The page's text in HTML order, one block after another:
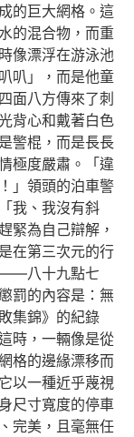
的巨大網格。這
的混合物，而重
像漂浮在游泳池
叭」，而是他童
面八方傳來了刺
背心和戴著白色
警棍，而是長長
極度嚴肅。「違
」領頭的泊車警
我、我沒有斜
緊為自己辯解，
在第三次元的行
——八十九點七
罰的內容是：無
集錦》的紀錄
時，一輛像是從
格的邊緣漂移而
以一種近乎蔑視
尺寸寬度的停車
完美，且毫無任